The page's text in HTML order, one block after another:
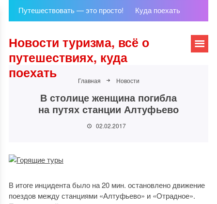
Путешествовать — это просто! Куда поехать
Новости туризма, всё о
путешествиях, куда
поехать
Главная Новости
В столице женщина погибла
на путях станции Алтуфьево
02.02.2017
В итоге инцидента было на 20 мин. остановлено движение
поездов между станциями «Алтуфьево» и «Отрадное».